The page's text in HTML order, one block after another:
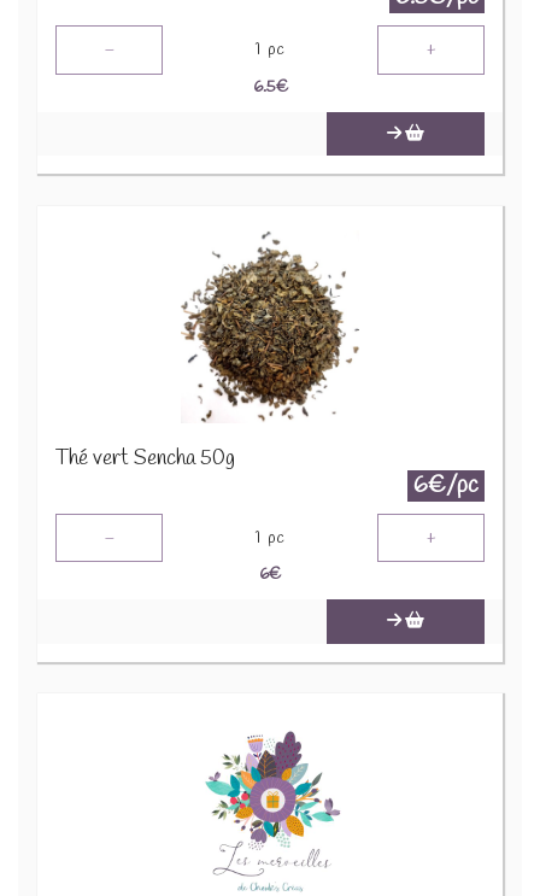
- 1 pc +
6.5€
Thé vert Sencha 50g
6€/pc
- 1 pc +
6€